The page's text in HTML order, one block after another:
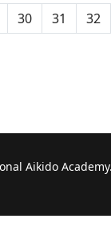
30 31 32
Aikido